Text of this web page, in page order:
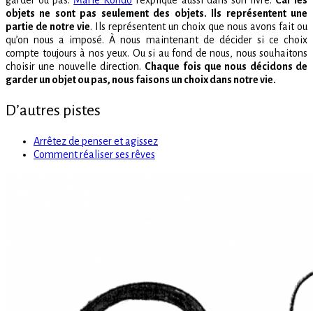
objets ne sont pas seulement des objets. Ils représentent une
partie de notre vie. Ils représentent un choix que nous avons fait ou
qu’on nous a imposé. À nous maintenant de décider si ce choix
compte toujours à nos yeux. Ou si au fond de nous, nous souhaitons
choisir une nouvelle direction. Chaque fois que nous décidons de
garder un objet ou pas, nous faisons un choix dans notre vie.
D’autres pistes
Arrêtez de penser et agissez
Comment réaliser ses rêves